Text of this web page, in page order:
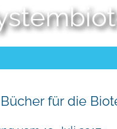
für die